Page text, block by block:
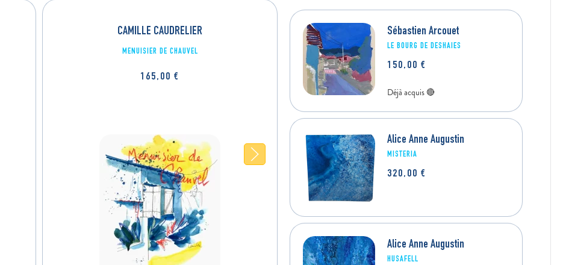
CAMILLE CAUDRELIER
MENUISIER DE CHAUVEL
165,00 €
CAMILLE CAUDRELIER
CASE DU BOURG, SAINTE-ROSE
Sébastien Arcouet
LE BOURG DE DESHAIES
150,00€
Alice Anne Augustin
MISTERIA
320,00€
Alice Anne Augustin
HUSAFELL